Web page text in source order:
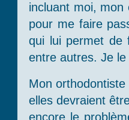
incluant moi,
pour me faire
qui lui permet de
entre autres. Je
Mon
elles devraient
encore le